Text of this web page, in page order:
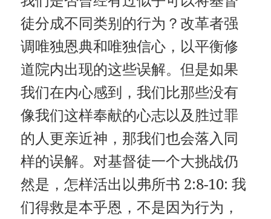
徒分成不同类别的行为？改革者强
调唯独恩典和唯独信心，以平衡修
道院内出现的这些误解。但是如果
我们在内心感到，我们比那些没有
像我们这样奉献的心志以及胜过罪
的人更亲近神，那我们也会落入同
样的误解。对基督徒一个大挑战仍
然是，怎样活出以弗所书 2:8-10: 我
们得救是本乎恩，不是因为行为，